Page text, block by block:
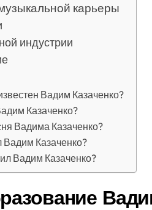
карьеры
индустрии
Вадим Казаченко?
Казаченко?
Вадима Казаченко?
Вадим Казаченко?
Вадим Казаченко?